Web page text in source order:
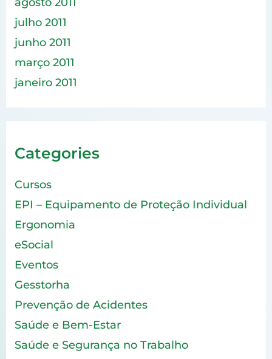
julho 2011
junho 2011
março 2011
janeiro 2011
Categories
Cursos
EPI – Equipamento de Proteção Individual
Ergonomia
eSocial
Eventos
Gesstorha
Prevenção de Acidentes
Saúde e Bem-Estar
Saúde e Segurança no Trabalho